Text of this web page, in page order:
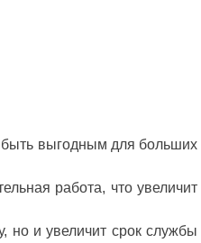
выгодным для больших
работа, что увеличит
но и увеличит срок службы